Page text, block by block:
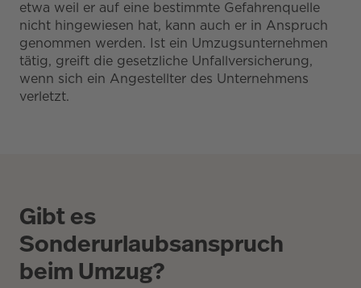
etwa weil er auf eine bestimmte Gefahrenquelle
nicht hingewiesen hat, kann auch er in Anspruch
genommen werden. Ist ein Umzugsunternehmen
tätig, greift die gesetzliche Unfallversicherung,
wenn sich ein Angestellter des Unternehmens
verletzt.
Gibt es
Sonderurlaubsanspruch
beim Umzug?